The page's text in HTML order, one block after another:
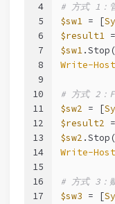
4
5
6
7
8
9
10
11
12
13
14
15
16
17
# 方式 1：
$sw1 = [
$result1 =
$sw1
Write-Host
# 方式 2
$sw2 = [
$result2 =
$sw2
Write-Host
# 方式 3：
$sw3 = [